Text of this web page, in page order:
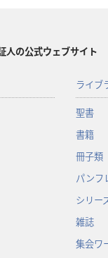
人の公式ウェブサイト
ライブ
聖書
書籍
冊子類
パンフ
シリー
雑誌
集会ワ